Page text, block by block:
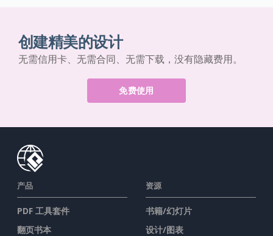
创建精美的设计
无需信用卡、无需合同、无需下载，没有隐藏费用。
免费使用
产品
PDF 工具套件
翻页书本
资源
书籍/幻灯片
设计/图表